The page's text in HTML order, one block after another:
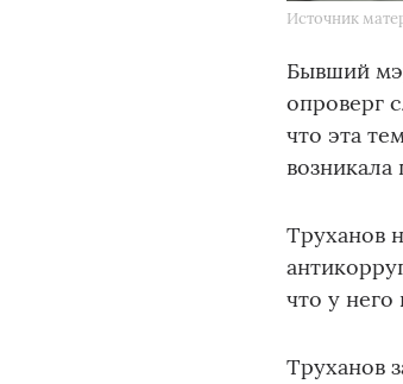
Источник
Бывший
опроверг
что эта
Труханов
что у него
Труханов